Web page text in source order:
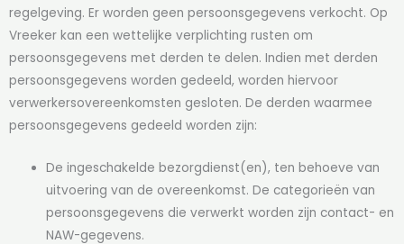
regelgeving. Er worden geen persoonsgegevens verkocht. Op
Vreeker kan een wettelijke verplichting rusten om
persoonsgegevens met derden te delen. Indien met derden
persoonsgegevens worden gedeeld, worden hiervoor
verwerkersovereenkomsten gesloten. De derden waarmee
persoonsgegevens gedeeld worden zijn:
De ingeschakelde bezorgdienst(en), ten behoeve van
uitvoering van de overeenkomst. De categorieën van
persoonsgegevens die verwerkt worden zijn contact- en
NAW-gegevens.